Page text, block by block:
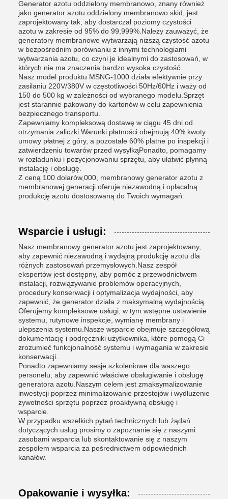
Generator azotu oddzielony membranowo, znany również
jako generator azotu oddzielony membranowo skid, jest
zaprojektowany tak, aby dostarczał poziomy czystości
azotu w zakresie od 95% do 99,999%.Należy zauważyć, że
generatory membranowe wytwarzają niższą czystość azotu
w bezpośrednim porównaniu z innymi technologiami
wytwarzania azotu, co czyni je idealnymi do zastosowań, w
których nie ma znaczenia bardzo wysoka czystość.
Nasz model produktu MSNG-1000 działa efektywnie przy
zasilaniu 220V/380V w częstotliwości 50Hz/60Hz i waży od
150 do 500 kg w zależności od wybranego modelu.Sprzęt
jest starannie pakowany do kartonów w celu zapewnienia
bezpiecznego transportu.
Zapewniamy kompleksową dostawę w ciągu 45 dni od
otrzymania zaliczki.Warunki płatności obejmują 40% kwoty
umowy płatnej z góry, a pozostałe 60% płatne po inspekcji i
zatwierdzeniu towarów przed wysyłkąPonadto, pomagamy
w rozładunku i pozycjonowaniu sprzętu, aby ułatwić płynną
instalację i obsługę.
Z ceną 100 dolarów,000, membranowy generator azotu z
membranowej generacji oferuje niezawodną i opłacalną
produkcję azotu dostosowaną do Twoich wymagań.
Wsparcie i usługi:
Nasz membranowy generator azotu jest zaprojektowany,
aby zapewnić niezawodną i wydajną produkcję azotu dla
różnych zastosowań przemysłowych.Nasz zespół
ekspertów jest dostępny, aby pomóc z przewodnictwem
instalacji, rozwiązywanie problemów operacyjnych,
procedury konserwacji i optymalizacja wydajności, aby
zapewnić, że generator działa z maksymalną wydajnością.
Oferujemy kompleksowe usługi, w tym wstępne ustawienie
systemu, rutynowe inspekcje, wymianę membrany i
ulepszenia systemu.Nasze wsparcie obejmuje szczegółową
dokumentację i podręczniki użytkownika, które pomogą Ci
zrozumieć funkcjonalność systemu i wymagania w zakresie
konserwacji.
Ponadto zapewniamy sesje szkoleniowe dla waszego
personelu, aby zapewnić właściwe obsługiwanie i obsługę
generatora azotu.Naszym celem jest zmaksymalizowanie
inwestycji poprzez minimalizowanie przestojów i wydłużenie
żywotności sprzętu poprzez proaktywną obsługę i
wsparcie.
W przypadku wszelkich pytań technicznych lub żądań
dotyczących usług prosimy o zapoznanie się z naszymi
zasobami wsparcia lub skontaktowanie się z naszym
zespołem wsparcia za pośrednictwem odpowiednich
kanałów.
Opakowanie i wysyłka: